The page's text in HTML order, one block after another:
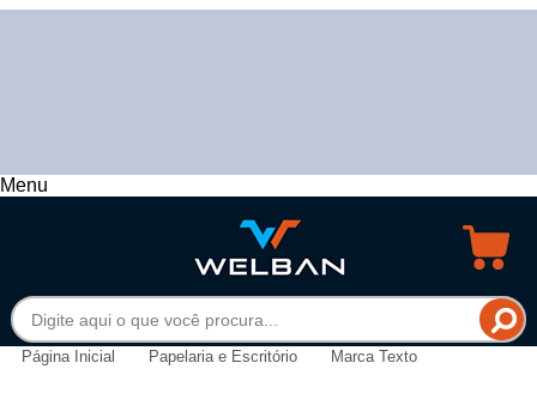
Menu
Página Inicial Papelaria e Escritório Marca Texto